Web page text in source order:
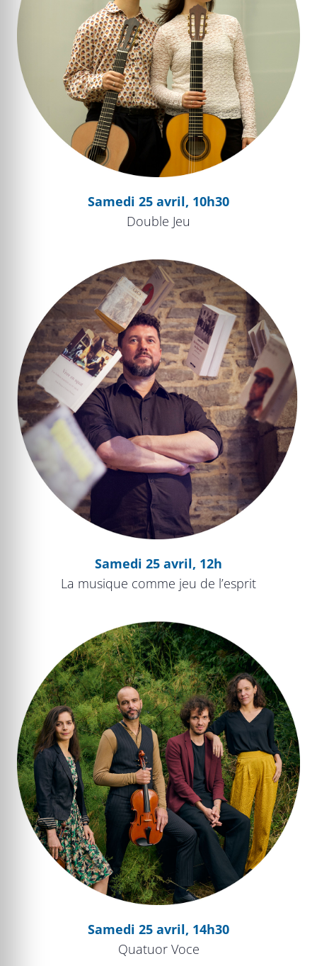
Samedi 25 avril, 10h30
Double Jeu
Samedi 25 avril, 12h
La musique comme jeu de l’esprit
La musique comme jeu de l’esprit
Samedi 25 avril, 14h30
Quatuor Voce
La Grande Fugue